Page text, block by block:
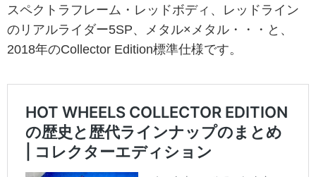
スペクトラフレーム・レッドボディ、レッドライン
のリアルライダー5SP、メタル×メタル・・・と、
2018年のCollector Edition標準仕様です。